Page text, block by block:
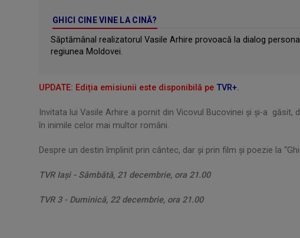
GHICI CINE VINE LA CINĂ?
Săptămânal realizatorul Vasile Arhire provoacă la dialog
regiunea Moldovei.
UPDATE: Ediția emisiunii este disponibilă pe TVR+.
Invitata lui Vasile Arhire a pornit din Vicovul Bucovinei şi şi-a
în inimile celor mai multor români.
Despre un destin împlinit prin cântec, dar şi prin film şi poezie la
TVR Iaşi - Sâmbătă, 21 decembrie, ora 21.00
TVR 3 - Duminică, 22 decembrie, ora 21.00